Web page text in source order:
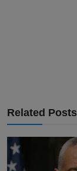
Related Posts